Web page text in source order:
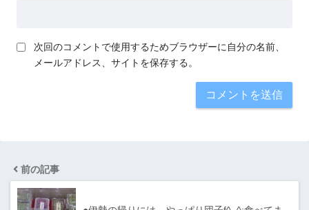
次回のコメントで使用するためブラウザーに自分の名前、
メールアドレス、サイトを保存する。
前の記事